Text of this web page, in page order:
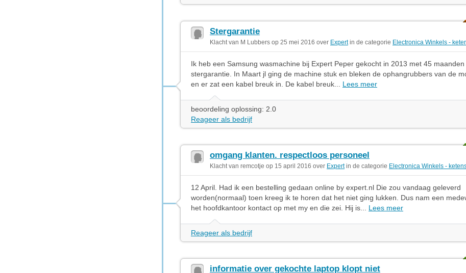
Stergarantie
Klacht van M Lubbers op 25 mei 2016 over Expertin de categorie Electronica Winkels -
Ik heb een Samsung wasmachine bij Expert Peper gekocht in 2013 met 45 maanden
stergarantie. In Maart jl ging de machine stuk en bleken de ophangrubbers van de
en er zat een kabel breuk in. De kabel breuk... Lees meer
beoordeling oplossing: 2.0
Reageer als bedrijf
omgang klanten. respectloos personeel
Klacht van remcotje op 15 april 2016 over Expertin de categorie Electronica Winkels -
12 April. Had ik een bestelling gedaan online by expert.nl Die zou vandaag geleverd
worden(normaal) toen kreeg ik te horen dat het niet ging lukken. Dus nam een
het hoofdkantoor kontact op met my en die zei. Hij is... Lees meer
Reageer als bedrijf
informatie over gekochte laptop klopt niet